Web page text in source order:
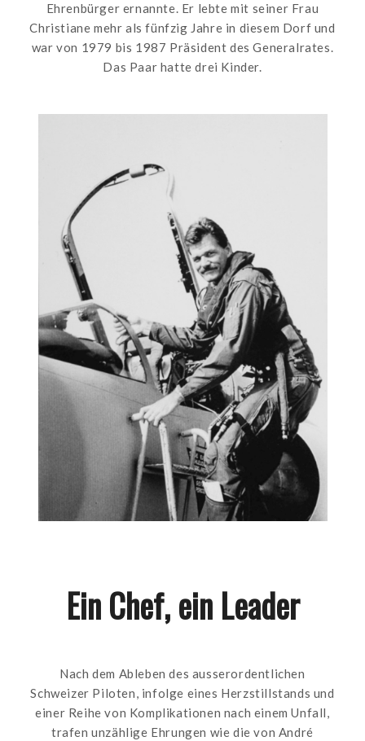
Ehrenbürger ernannte. Er lebte mit seiner Frau
Christiane mehr als fünfzig Jahre in diesem Dorf und
war von 1979 bis 1987 Präsident des Generalrates.
Das Paar hatte drei Kinder.
Ein Chef, ein Leader
Nach dem Ableben des ausserordentlichen
Schweizer Piloten, infolge eines Herzstillstands und
einer Reihe von Komplikationen nach einem Unfall,
trafen unzählige Ehrungen wie die von André